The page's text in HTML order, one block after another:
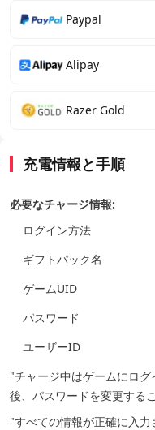
Paypal
Alipay
Razer Gold
充電情報と手順
必要なチャージ情報:
ログイン方法
ギフトパック名
ゲームUID
パスワード
ユーザーID
"チャージ中はゲームにロ
後、パスワードを変更する
"すべての情報が正確に入力